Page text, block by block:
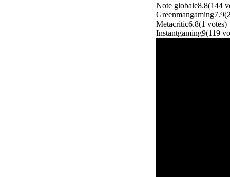
Note globale8.8(144
Greenmangaming7.9(
Metacritic6.8(1 votes)
Instantgaming9(119